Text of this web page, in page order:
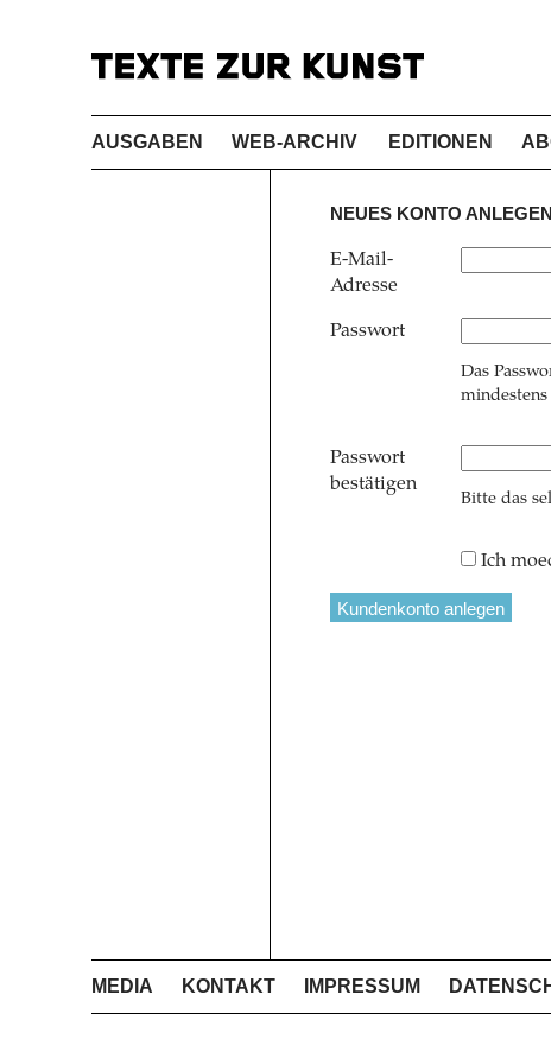
AUSGABEN WEB-ARCHIV EDITIONEN
NEUES KONTO ANLEGEN
E-Mail-
Adresse
Passwort
Das
Passwort
bestätigen
Bitte das
Ich
MEDIA KONTAKT IMPRESSUM